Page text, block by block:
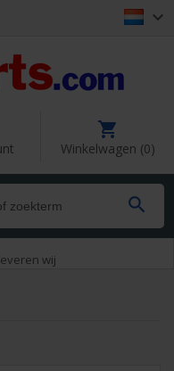


Winkelwagen (0)

wij